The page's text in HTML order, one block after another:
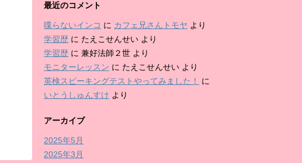
最近のコメント
喋らないインコ に カフェ兄さんトモヤ より
学習歴 に たえこせんせい より
学習歴 に 兼好法師２世 より
モニターレッスン に たえこせんせい より
英検スピーキングテストやってみました！
に
いとうしゅんすけ より
アーカイブ
2025年5月
2025年3月